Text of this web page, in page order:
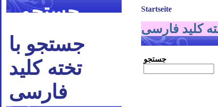
جستجو
جستجو با
تخته کلید
فارسی
Startseite
کلید فارسی
جستجو